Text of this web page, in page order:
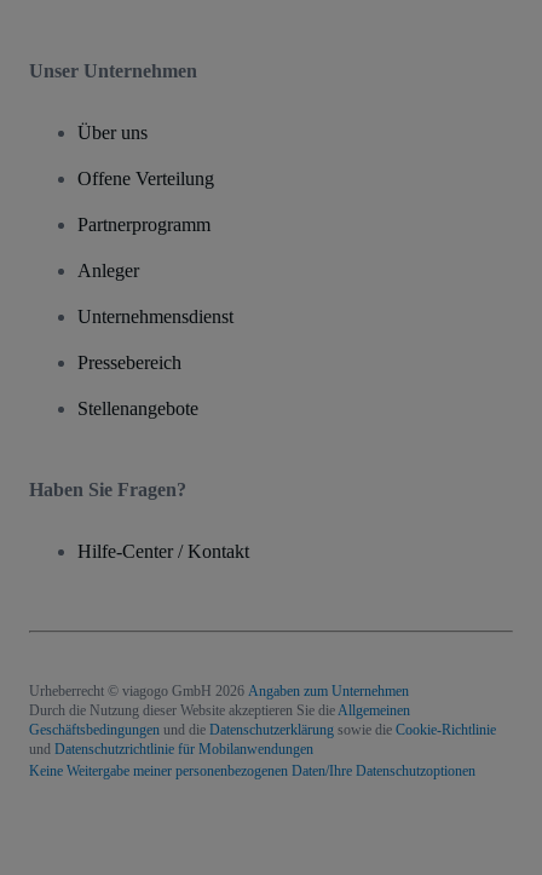
Unser Unternehmen
Über uns
Offene Verteilung
Partnerprogramm
Anleger
Unternehmensdienst
Pressebereich
Stellenangebote
Haben Sie Fragen?
Hilfe-Center / Kontakt
Urheberrecht © viagogo GmbH 2026 Angaben zum Unternehmen
Durch die Nutzung dieser Website akzeptieren Sie dieAllgemeinen
Geschäftsbedingungen und die Datenschutzerklärung sowie die Cookie-Richtlinie
und Datenschutzrichtlinie für Mobilanwendungen
Keine Weitergabe meiner personenbezogenen Daten/Ihre Datenschutzoptionen